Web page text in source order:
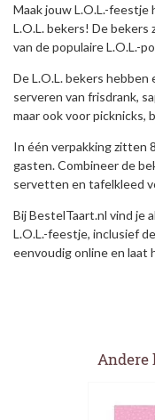
Maak jouw L.O.L.-feestje
L.O.L. bekers! De bekers
van de populaire L.O.L.-
De L.O.L. bekers
serveren van frisdrank,
maar ook voor picknicks,
In één verpakking zitten
gasten. Combineer de
servetten en tafelkleed
Bij BestelTaart.nl vind je
L.O.L.-feestje, inclusief
eenvoudig online en laat
Andere